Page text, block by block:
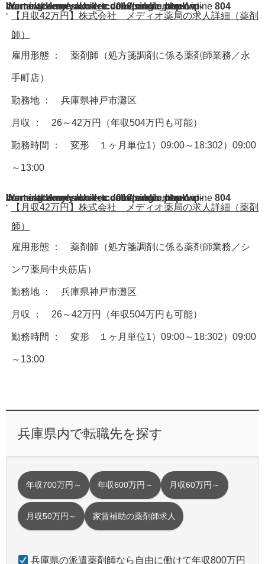
Warning: A non-numeric value encountered in
/home/acdmy/yaku-rec.com/public_html/wp-content/themes/chill_tcd016/single.phpon line 804
【月収42万円】株式会社 メディオ薬局の求人詳細（薬剤
師）
雇用形態 ： 薬剤師（処方箋調剤に係る薬剤師業務／永
手町店）
勤務地 ： 兵庫県神戸市灘区
月収 ： 26～42万円（年収504万円も可能）
勤務時間 ： 変形 １ヶ月単位1）09:00～18:302）09:00
～13:00
Warning: A non-numeric value encountered in
/home/acdmy/yaku-rec.com/public_html/wp-content/themes/chill_tcd016/single.phpon line 804
【月収42万円】株式会社 メディオ薬局の求人詳細（薬剤
師）
雇用形態 ： 薬剤師（処方箋調剤に係る薬剤師業務／シ
ンワ薬局中央筋店）
勤務地 ： 兵庫県神戸市灘区
月収 ： 26～42万円（年収504万円も可能）
勤務時間 ： 変形 １ヶ月単位1）09:00～18:302）09:00
～13:00
兵庫県内で転職先を探す
年収700万円～ 年収600万円～ 月収60万円～
月収50万円～ 家賃補助の薬剤師求人
兵庫県の派遣薬剤師なら自由に働けて年収800万円